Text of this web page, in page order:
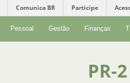
Comunica BR Participe
Pessoal Gestão Finanças
PR-2